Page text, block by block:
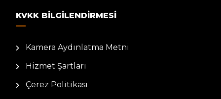
KVKK BILGILENDIRMESI
Kamera Aydınlatma Metni
Hizmet Şartları
Çerez Politikası